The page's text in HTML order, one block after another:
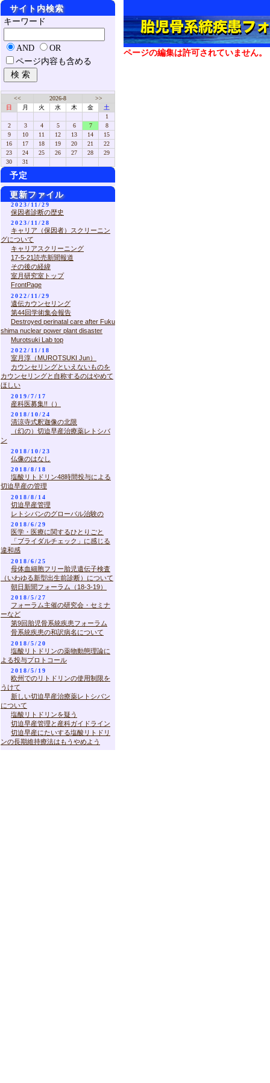
ページの編集は許可されていません。
サイト内検索
キーワード
AND
OR
ページ内容も含める
<< 2026-8
>>
日
月 火 水 木 金
土
1
2
3 4 5 6 7
8
9
10 11 12 13 14
15
16
17 18 19 20 21
22
23
24 25 26 27 28
29
30
31
予定
更新ファイル
2023/11/29
保因者診断の歴史
2023/11/28
キャリア（保因者）スクリーニン
グについて
キャリアスクリーニング
17-5-21読売新聞報道
その後の経緯
室月研究室トップ
FrontPage
2022/11/29
遺伝カウンセリング
第44回学術集会報告
Destroyed perinatal care after Fuku
shima nuclear power plant disaster
Murotsuki Lab top
2022/11/18
室月淳（MUROTSUKI Jun）
カウンセリングといえないものを
カウンセリングと自称するのはやめて
ほしい
2019/7/17
産科医募集!!（）
2018/10/24
清涼寺式釈迦像の北限
（幻の）切迫早産治療薬レトシバ
ン
2018/10/23
仏像のはなし
2018/8/18
塩酸リトドリン48時間投与による
切迫早産の管理
2018/8/14
切迫早産管理
レトシバンのグローバル治験の
2018/6/29
医学・医療に関するひとりごと
「ブライダルチェック」に感じる
違和感
2018/6/25
母体血細胞フリー胎児遺伝子検査
（いわゆる新型出生前診断）について
朝日新聞フォーラム（18-3-19）
2018/5/27
フォーラム主催の研究会・セミナ
ーなど
第9回胎児骨系統疾患フォーラム
骨系統疾患の和訳病名について
2018/5/20
塩酸リトドリンの薬物動態理論に
よる投与プロトコール
2018/5/19
欧州でのリトドリンの使用制限を
うけて
新しい切迫早産治療薬レトシバン
について
塩酸リトドリンを疑う
切迫早産管理と産科ガイドライン
切迫早産にたいする塩酸リトドリ
ンの長期維持療法はもうやめよう